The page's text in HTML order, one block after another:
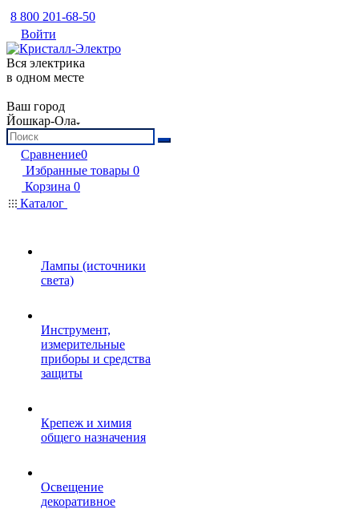
8 800 201-68-50
Войти
Вся электрика
в одном месте
Ваш город
Йошкар-Ола
Сравнение0
Избранные товары 0
Корзина 0
Каталог
Лампы (источники
света)
Инструмент,
измерительные
приборы и средства
защиты
Крепеж и химия
общего назначения
Освещение
декоративное